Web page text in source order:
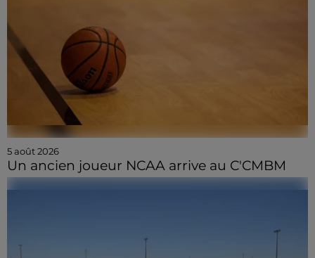
5 août 2026
Un ancien joueur NCAA arrive au C'CMBM